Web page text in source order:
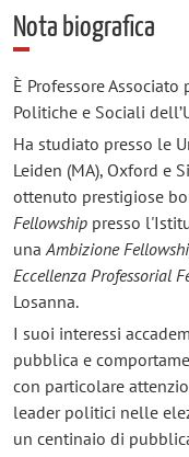
Nota biografica
È Professore
Politiche e Sociali
Ha studiato presso le
Leiden (MA), Oxford e
ottenuto prestigiose
Fellowshippresso
una Ambizione
Eccellenza Professorial
Losanna.
I suoi interessi
pubblica e
con particolare
leader politici nelle
un centinaio di